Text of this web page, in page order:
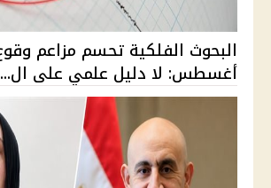
أغسطس: لا دليل علمي على ال...